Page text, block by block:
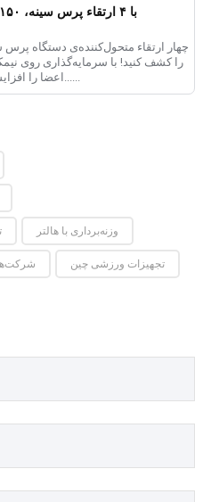
با ۴ ارتقاء پرس سینه، ۱۵۰٪ ترافیک باشگاه را افزایش دهید
را کشف کنید! با سرمایه‌گذاری روی
وزنه‌برداری با هالتر
تجهیزات ورزشی چین